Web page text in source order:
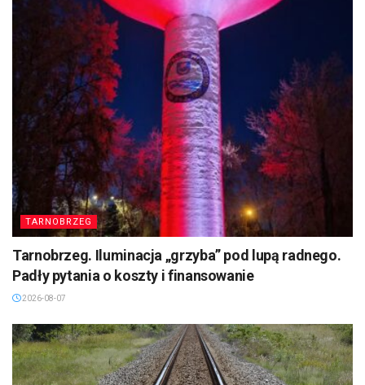
TARNOBRZEG
Tarnobrzeg. Iluminacja „grzyba” pod lupą radnego.
Padły pytania o koszty i finansowanie
2026-08-07